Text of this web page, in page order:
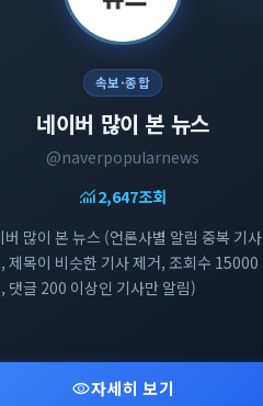
속보·종합
네이버 많이 본 뉴스
@naverpopularnews
monitoring2,647조회
버 많이 본 뉴스 (언론사별 알림 중복 기사
제목이 비슷한 기사 제거, 조회수 15000
댓글 200 이상인 기사만 알림)
visibility자세히 보기